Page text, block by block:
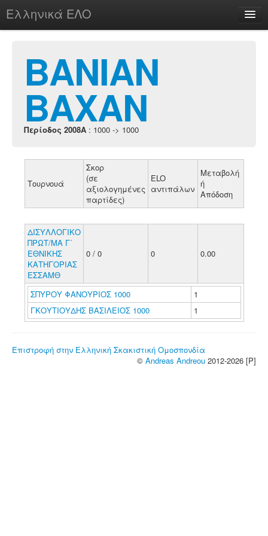
Ελληνικά ΕΛΟ
chesstu.be @ discord
Login
ΒΑΝΙΑΝ
ΒΑΧΑΝ
Περίοδος 2008A : 1000 -> 1000
Τουρνουά
Σκορ
(σε
αξιολογημένες
παρτίδες)
ELO
αντιπάλων
Μεταβολή
ή
Απόδοση
ΔΙΣΥΛΛΟΓΙΚΟ
ΠΡΩΤ/ΜΑ Γ΄
ΕΘΝΙΚΗΣ
ΚΑΤΗΓΟΡΙΑΣ
ΕΣΣΑΜΘ
0 / 0 0 0.00
ΣΠΥΡΟΥ ΦΑΝΟΥΡΙΟΣ 1000
1
ΓΚΟΥΤΙΟΥΔΗΣ ΒΑΣΙΛΕΙΟΣ 1000
1
Επιστροφή στην Ελληνική Σκακιστική Ομοσπονδία
© Andreas Andreou 2012-2026 [P]